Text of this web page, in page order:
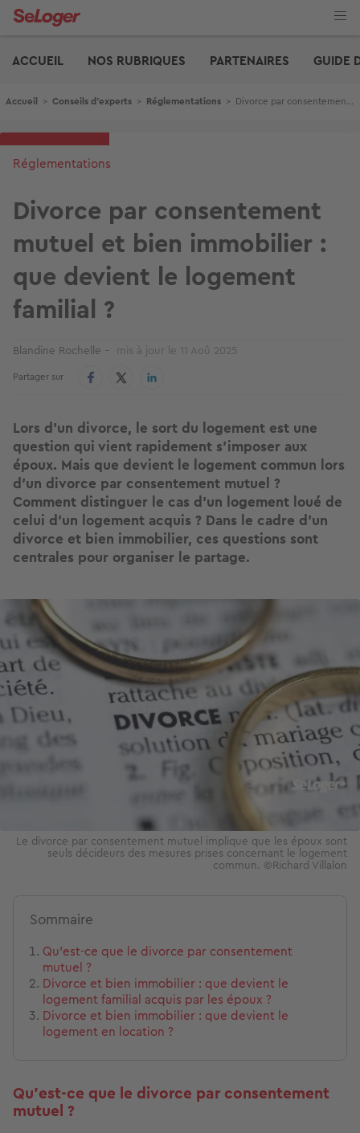
Aller
ACCUEIL
NOS RUBRIQUES PARTENAIRES GUIDE
Fil d'Ariane
Accueil > Conseils d'experts > Réglementations > Divorce par consentement mutuel et bien immobilier : que devient le logement familial ?
Réglementations
Divorce par consentement
mutuel et bien immobilier :
que devient le logement
familial ?
Blandine Rochelle mis à jour le 11 Aoû 2025
Partager sur
Lors d’un divorce, le sort du logement est une
question qui vient rapidement s’imposer aux
époux. Mais que devient le logement commun lors
d’un divorce par consentement mutuel ?
Comment distinguer le cas d’un logement loué de
celui d’un logement acquis ? Dans le cadre d’un
divorce et bien immobilier, ces questions sont
centrales pour organiser le partage.
Image
Le divorce par consentement mutuel implique que les époux sont
seuls décideurs des mesures prises concernant le logement
commun. ©Richard Villalon
Sommaire
Qu’est-ce que le divorce par consentement
mutuel ?
Divorce et bien immobilier : que devient le
logement familial acquis par les époux ?
Divorce et bien immobilier : que devient le
logement en location ?
Qu’est-ce que le divorce par consentement
mutuel ?